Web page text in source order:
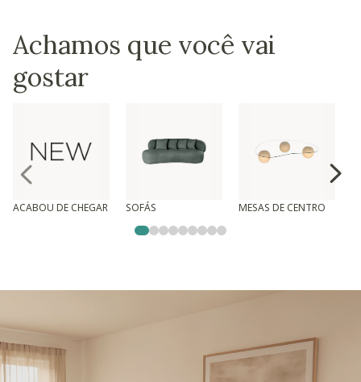
Achamos que você vai
gostar
ACABOU DE CHEGAR SOFÁS MESAS DE CENTRO